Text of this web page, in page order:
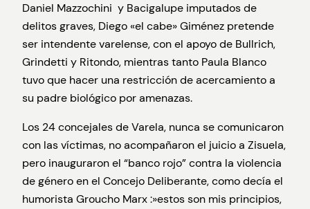
Daniel Mazzochini y Bacigalupe imputados de
delitos graves, Diego «el cabe» Giménez pretende
ser intendente varelense, con el apoyo de Bullrich,
Grindetti y Ritondo, mientras tanto Paula Blanco
tuvo que hacer una restricción de acercamiento a
su padre biológico por amenazas.
Los 24 concejales de Varela, nunca se comunicaron
con las víctimas, no acompañaron el juicio a Zisuela,
pero inauguraron el “banco rojo” contra la violencia
de género en el Concejo Deliberante, como decía el
humorista Groucho Marx :»estos son mis principios,